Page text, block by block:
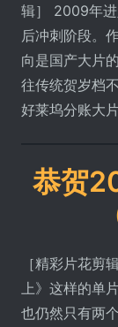
辑］ 2009年
后冲刺阶段。
向是国产大片
往传统贺岁档
好莱坞分账大
恭贺
［精彩片花剪
上》这样的单
也仍然只有两